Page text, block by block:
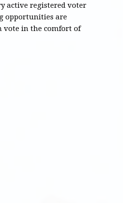
active registered voter
opportunities are
vote in the comfort of